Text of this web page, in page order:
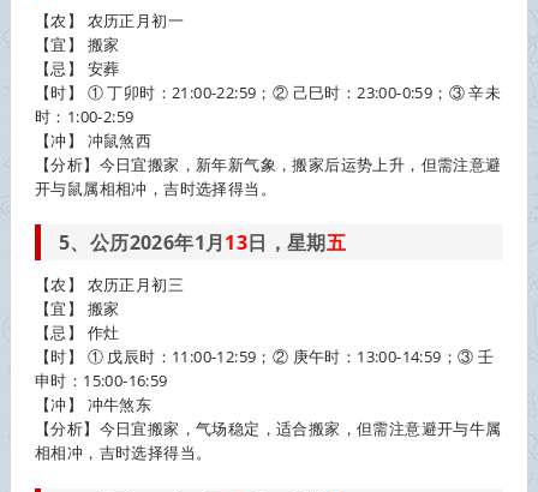
【农】 农历正月初一
【宜】 搬家
【忌】 安葬
【时】 ① 丁卯时：21:00-22:59；② 己巳时：23:00-0:59；③ 辛未
时：1:00-2:59
【冲】 冲鼠煞西
【分析】今日宜搬家，新年新气象，搬家后运势上升，但需注意避
开与鼠属相相冲，吉时选择得当。
5、公历2026年1月13日，星期五
【农】 农历正月初三
【宜】 搬家
【忌】 作灶
【时】 ① 戊辰时：11:00-12:59；② 庚午时：13:00-14:59；③ 壬
申时：15:00-16:59
【冲】 冲牛煞东
【分析】今日宜搬家，气场稳定，适合搬家，但需注意避开与牛属
相相冲，吉时选择得当。